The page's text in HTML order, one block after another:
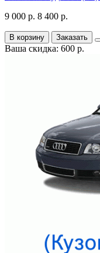
9 000 р. 8 400 р.
В корзину Заказать
Ваша скидка: 600 р.